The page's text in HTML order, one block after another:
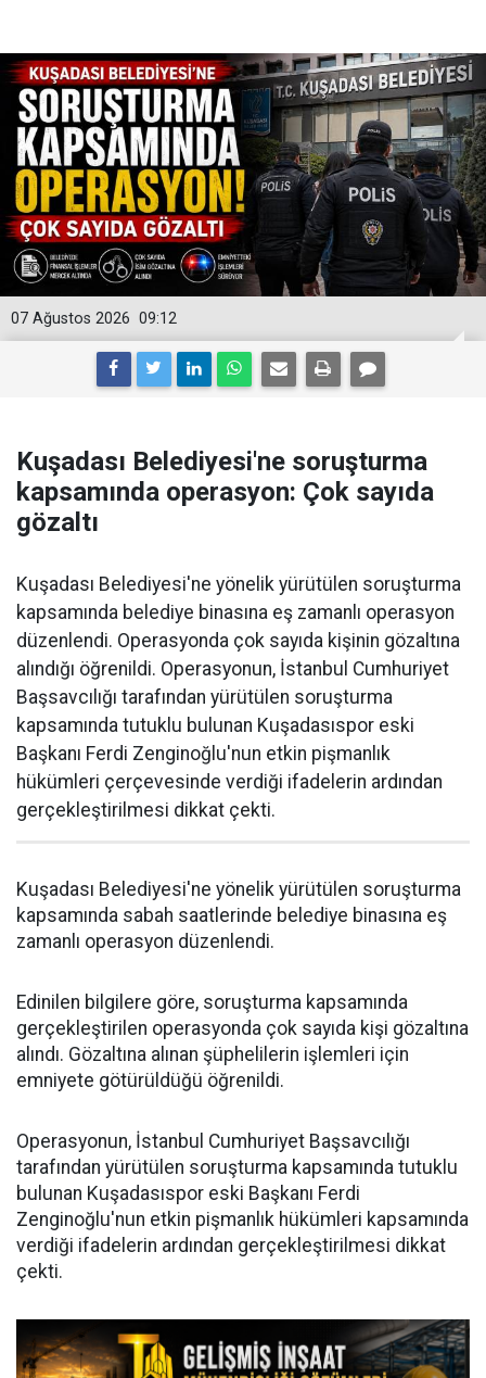
09:12
07 Ağustos 2026
Kuşadası Belediyesi'ne soruşturma
kapsamında operasyon: Çok sayıda
gözaltı
Kuşadası Belediyesi'ne yönelik yürütülen soruşturma
kapsamında belediye binasına eş zamanlı operasyon
düzenlendi. Operasyonda çok sayıda kişinin gözaltına
alındığı öğrenildi. Operasyonun, İstanbul Cumhuriyet
Başsavcılığı tarafından yürütülen soruşturma
kapsamında tutuklu bulunan Kuşadasıspor eski
Başkanı Ferdi Zenginoğlu'nun etkin pişmanlık
hükümleri çerçevesinde verdiği ifadelerin ardından
gerçekleştirilmesi dikkat çekti.
Kuşadası Belediyesi'ne yönelik yürütülen soruşturma
kapsamında sabah saatlerinde belediye binasına eş
zamanlı operasyon düzenlendi.
Edinilen bilgilere göre, soruşturma kapsamında
gerçekleştirilen operasyonda çok sayıda kişi gözaltına
alındı. Gözaltına alınan şüphelilerin işlemleri için
emniyete götürüldüğü öğrenildi.
Operasyonun, İstanbul Cumhuriyet Başsavcılığı
tarafından yürütülen soruşturma kapsamında tutuklu
bulunan Kuşadasıspor eski Başkanı Ferdi
Zenginoğlu'nun etkin pişmanlık hükümleri kapsamında
verdiği ifadelerin ardından gerçekleştirilmesi dikkat
çekti.